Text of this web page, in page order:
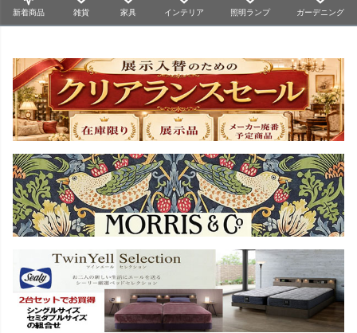
新着商品 雑貨 家具 インテリア 照明ランプ ガーデニング